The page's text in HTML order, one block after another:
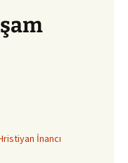
İnancı